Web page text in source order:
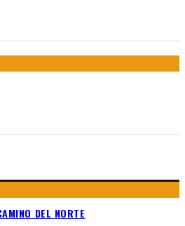
DEL NORTE